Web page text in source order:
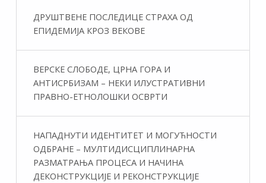
ДРУШТВЕНЕ ПОСЛЕДИЦЕ СТРАХА ОД
ЕПИДЕМИЈА КРОЗ ВЕКОВЕ
ВЕРСКЕ СЛОБОДЕ, ЦРНА ГОРА И
АНТИСРБИЗАМ – НЕКИ ИЛУСТРАТИВНИ
ПРАВНО-ЕТНОЛОШКИ ОСВРТИ
НАПАДНУТИ ИДЕНТИТЕТ И МОГУЋНОСТИ
ОДБРАНЕ – МУЛТИДИСЦИПЛИНАРНА
РАЗМАТРАЊА ПРОЦЕСА И НАЧИНА
ДЕКОНСТРУКЦИЈЕ И РЕКОНСТРУКЦИЈЕ